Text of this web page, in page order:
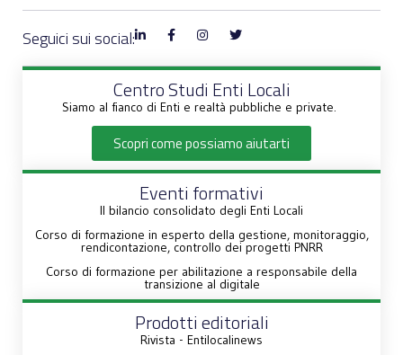
Seguici sui social:
Centro Studi Enti Locali
Siamo al fianco di Enti e realtà pubbliche e private.
Scopri come possiamo aiutarti
Eventi formativi
Il bilancio consolidato degli Enti Locali
Corso di formazione in esperto della gestione, monitoraggio,
rendicontazione, controllo dei progetti PNRR
Corso di formazione per abilitazione a responsabile della
transizione al digitale
Prodotti editoriali
Rivista - Entilocalinews